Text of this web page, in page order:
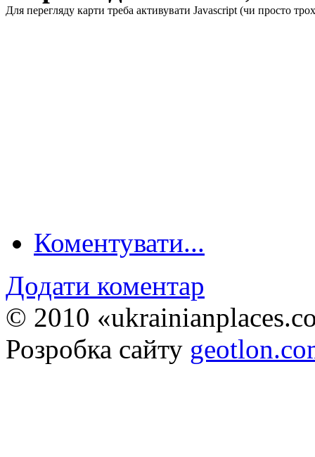
Для перегляду карти треба активувати Javascript (чи просто
Коментувати...
Додати коментар
© 2010
Розробка сайту